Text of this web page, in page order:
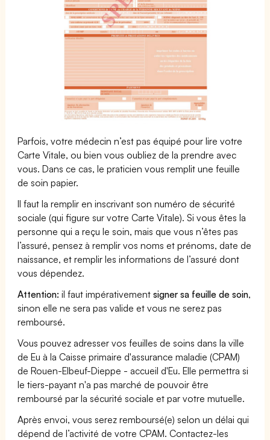
Parfois, votre médecin n’est pas équipé pour lire votre
Carte Vitale, ou bien vous oubliez de la prendre avec
vous. Dans ce cas, le praticien vous remplit une feuille
de soin papier.
Il faut la remplir en inscrivant son numéro de sécurité
sociale (qui figure sur votre Carte Vitale). Si vous êtes la
personne qui a reçu le soin, mais que vous n’êtes pas
l’assuré, pensez à remplir vos noms et prénoms, date de
naissance, et remplir les informations de l’assuré dont
vous dépendez.
Attention: il faut impérativementsigner sa feuille de soin,
sinon elle ne sera pas valide et vous ne serez pas
remboursé.
Vous pouvez adresser vos feuilles de soins dans la ville
de Eu à la Caisse primaire d'assurance maladie (CPAM)
de Rouen-Elbeuf-Dieppe - accueil d'Eu. Elle permettra si
le tiers-payant n'a pas marché de pouvoir être
remboursé par la sécurité sociale et par votre mutuelle.
Après envoi, vous serez remboursé(e) selon un délai qui
dépend de l’activité de votre CPAM. Contactez-les